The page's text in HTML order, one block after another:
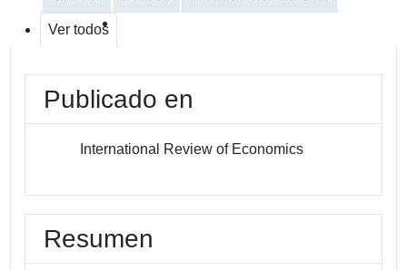
Ver todos
Publicado en
International Review of Economics
Resumen